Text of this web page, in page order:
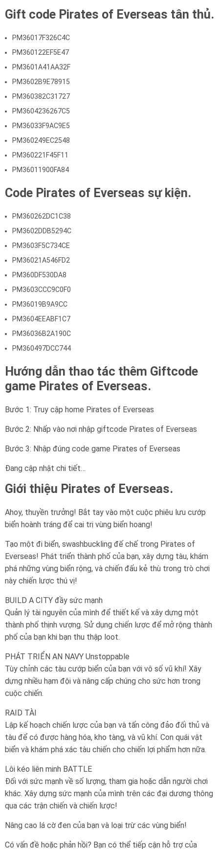
Gift code Pirates of Everseas tân thủ.
PM36017F326C4C
PM360122EF5E47
PM3601A41AA32F
PM3602B9E78915
PM360382C31727
PM3604236267C5
PM36033F9AC9E5
PM360249EC2548
PM360221F45F11
PM36011900FA84
Code Pirates of Everseas sự kiện.
PM360262DC1C38
PM3602DDB5294C
PM3603F5C734CE
PM36021A546FD2
PM360DF530DA8
PM3603CCC9C0F0
PM36019B9A9CC
PM3604EEABF1C7
PM36036B2A190C
PM360497DCC744
Hướng dẫn thao tác thêm Giftcode
game Pirates of Everseas.
Bước 1: Truy cập home Pirates of Everseas
Bước 2: Nhấp vào nơi nhập giftcode Pirates of Everseas
Bước 3: Nhập đúng code game Pirates of Everseas
Đang cập nhật chi tiết…
Giới thiệu Pirates of Everseas.
Ahoy, thuyền trưởng! Bắt tay vào một cuộc phiêu lưu cướp
biển hoành tráng để cai trị vùng biển hoang!
Tạo một đi biển, swashbuckling đế chế trong Pirates of
Everseas! Phát triển thành phố của bạn, xây dựng tàu, khám
phá những vùng biển rộng, và chiến đấu kẻ thù trong trò chơi
này chiến lược thú vị!
BUILD A CITY đầy sức mạnh
Quản lý tài nguyên của mình để thiết kế và xây dựng một
thành phố thịnh vượng. Sử dụng chiến lược để mở rộng thành
phố của bạn khi bạn thu thập loot.
PHÁT TRIỂN AN NAVY Unstoppable
Tùy chỉnh các tàu cướp biển của bạn với vô số vũ khí! Xây
dựng nhiều hạm đội và nâng cấp chúng cho sức hơn trong
cuộc chiến.
RAID TÀI
Lập kế hoạch chiến lược của bạn và tấn công đảo đối thủ và
tàu để có được hàng hóa, kho tàng, và vũ khí. Con quái vật
biển và khám phá xác tàu chiến cho chiến lợi phẩm hơn nữa.
Lôi kéo liên minh BATTLE
Đối với sức mạnh về số lượng, tham gia hoặc dẫn người chơi
khác. Xây dựng sức mạnh của mình trên các đại dương thông
qua các trận chiến và chiến lược!
Nâng cao lá cờ đen của bạn và loại trừ các vùng biển!
Có vấn đề hoặc phản hồi? Bạn có thể tiếp cận hỗ trợ của